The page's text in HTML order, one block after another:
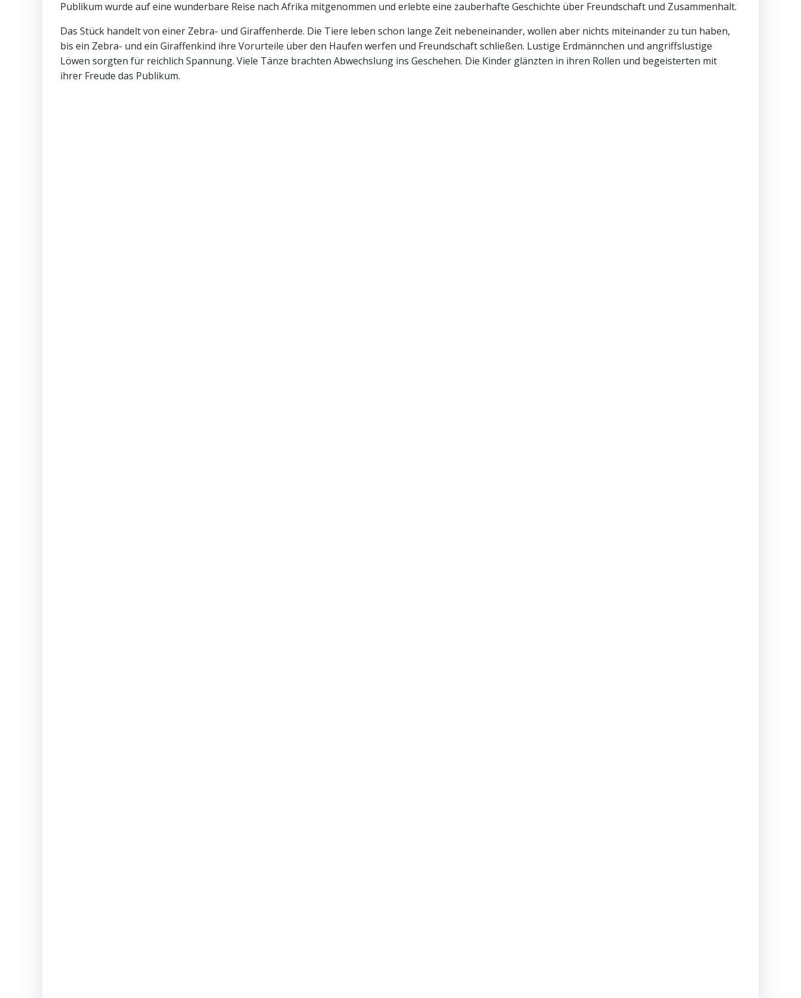
Publikum wurde auf eine wunderbare Reise nach Afrika mitgenommen und erlebte eine zauberhafte Geschichte über Freundschaft und Zusammenhalt.
Das Stück handelt von einer Zebra- und Giraffenherde. Die Tiere leben schon lange Zeit nebeneinander, wollen aber nichts miteinander zu tun haben,
bis ein Zebra- und ein Giraffenkind ihre Vorurteile über den Haufen werfen und Freundschaft schließen. Lustige Erdmännchen und angriffslustige
Löwen sorgten für reichlich Spannung. Viele Tänze brachten Abwechslung ins Geschehen. Die Kinder glänzten in ihren Rollen und begeisterten mit
ihrer Freude das Publikum.